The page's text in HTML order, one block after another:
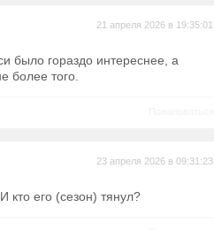
21 апреля 2026 в 19:35:01
было гораздо интереснее, а
более того.
23 апреля 2026 в 09:31:23
кто его (сезон) тянул?